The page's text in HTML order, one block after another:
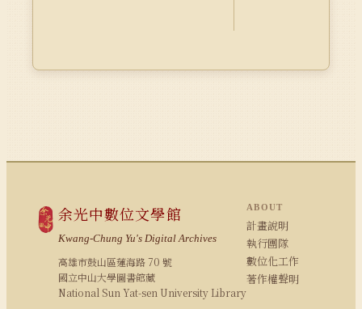
余光中數位文學館
Kwang-Chung Yu's Digital Archives
高雄市鼓山區蓮海路 70 號
國立中山大學圖書館藏
National Sun Yat-sen University Library
ABOUT
計畫說明
執行團隊
數位化工作
著作權聲明